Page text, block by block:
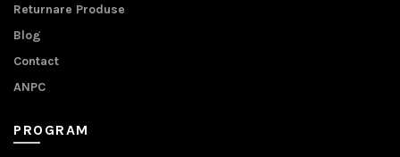
Returnare Produse
Blog
Contact
ANPC
PROGRAM